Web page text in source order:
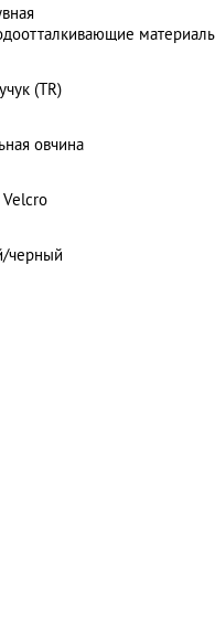
Артикул: 1510NE
NE
(TR)
овчина
черный